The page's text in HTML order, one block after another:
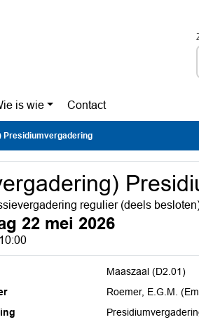
is wie Contact
Presidiumvergadering
regulier (deels
22 mei 2026
Maaszaal (D2.01)
Roemer, E.G.M.